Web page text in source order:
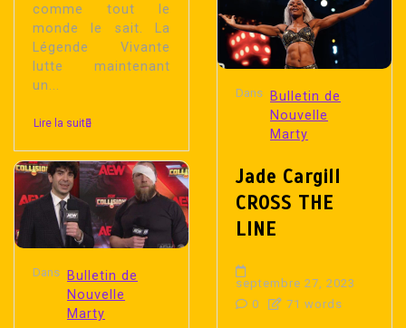
comme tout le
monde le sait. La
Légende Vivante
lutte maintenant
un...
Lire la suite
Dans
Bulletin de
Nouvelle
Marty
Dans
Bulletin de
Nouvelle
Marty
Jade Cargill
CROSS THE
LINE
septembre 27, 2023
0
71 words